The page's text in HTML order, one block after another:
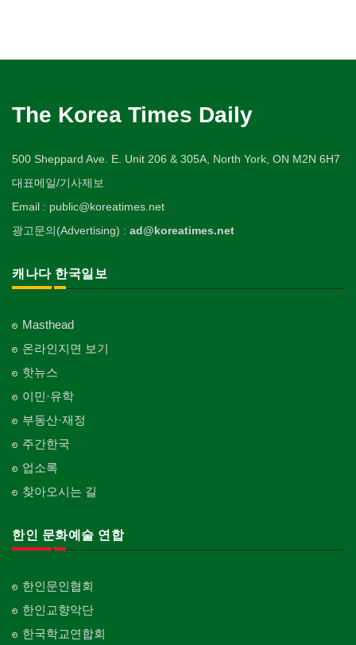
The Korea Times Daily
500 Sheppard Ave. E. Unit 206 & 305A, North York, ON M2N 6H7
대표메일/기사제보
Email : public@koreatimes.net
광고문의(Advertising) : ad@koreatimes.net
캐나다 한국일보
Masthead
온라인지면 보기
핫뉴스
이민·유학
부동산·재정
주간한국
업소록
찾아오시는 길
한인 문화예술 연합
한인문인협회
한인교향악단
한국학교연합회